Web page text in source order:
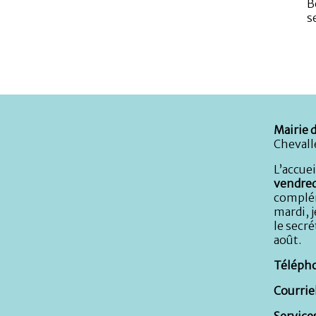
Mairie
mardi,
le
août.